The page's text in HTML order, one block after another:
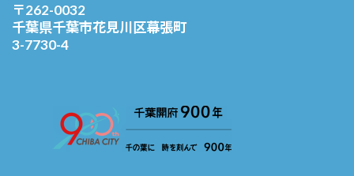
〒262-0032
千葉県千葉市花見川区幕張町
3-7730-4